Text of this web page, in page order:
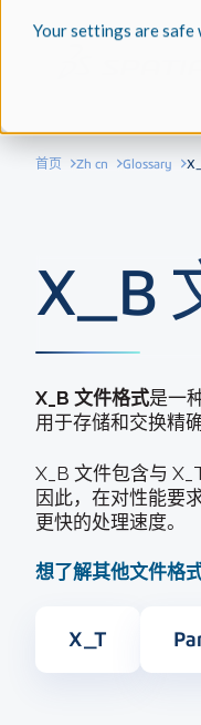
Your settings are safe
首页 Zh cn Glossary
X_B
X_B 文件格式是一
用于存储和交换精
X_B 文件包含与
因此，在对性能要
更快的处理速度。
想了解其他文件格
X_T